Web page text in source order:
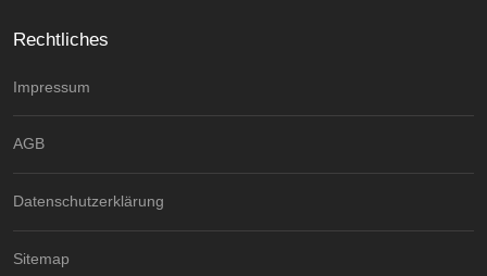
Rechtliches
Impressum
AGB
Datenschutzerklärung
Sitemap